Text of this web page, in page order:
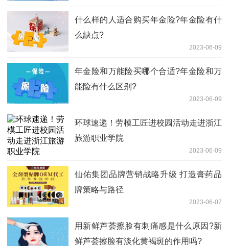
什么样的人适合购买年金险?年金险有什
么缺点?
2023-06-09
年金险和万能险买哪个合适?年金险和万
能险有什么区别?
2023-06-09
环球速递！劳模工匠进校园活动走进浙江
旅游职业学院
2023-06-09
仙佑集团品牌营销战略升级 打造膏药品
牌策略与路径
2023-06-07
用新鲜芦荟擦脸有刺痛感是什么原因?新
鲜芦荟擦脸有淡化黄褐斑的作用吗?